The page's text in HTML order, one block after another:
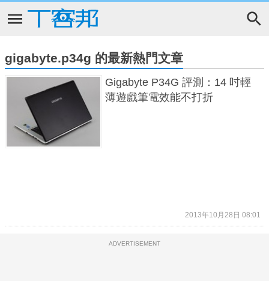
gigabyte.p34g 的最新熱門文章
Gigabyte P34G 評測：14 吋輕
薄遊戲筆電效能不打折
2013年10月28日 08:01
ADVERTISEMENT